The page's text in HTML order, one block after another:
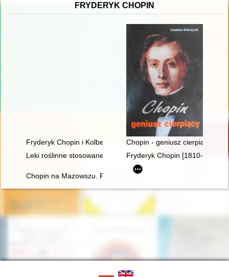
FRYDERYK CHOPIN
Fryderyk Chopin i Kolbergowie. Wspomnienia i inspiracje
Chopin - geniusz cierpiący
Leki roślinne stosowane w leczeniu Fryderyka Chopina
Fryderyk Chopin [1810-1849] i
Chopin na Mazowszu. Przewodnik po miejscach historycznych